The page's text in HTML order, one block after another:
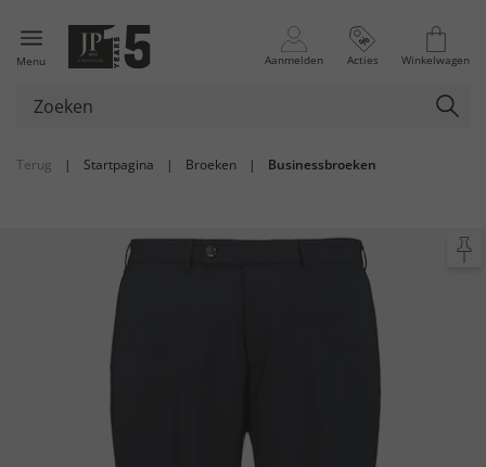
Menu Aanmelden Acties Winkelwagen
Terug | Startpagina | Broeken | Businessbroeken